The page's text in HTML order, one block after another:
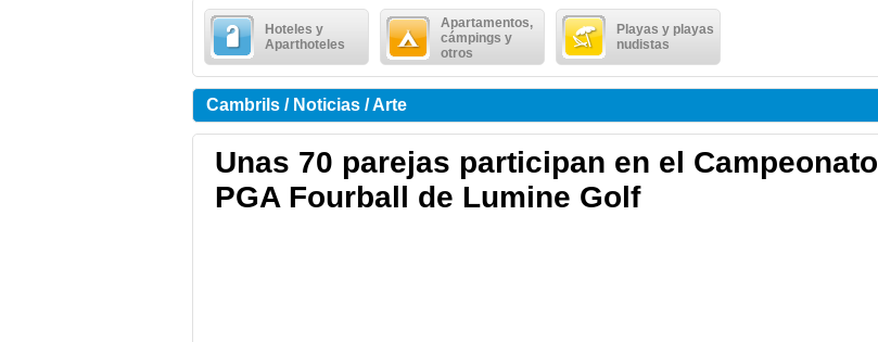
Hoteles y
Aparthoteles
Apartamentos,
cámpings y
otros
Playas y playas
nudistas
Cambrils / Noticias / Arte
Unas 70 parejas participan en el Campeonato
PGA Fourball de Lumine Golf